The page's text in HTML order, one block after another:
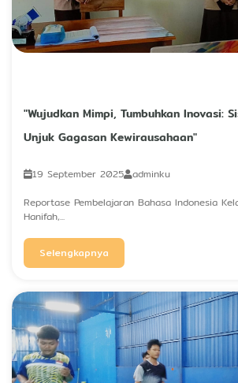
"Wujudkan Mimpi, Tumbuhkan Inovasi:
Unjuk Gagasan Kewirausahaan"
19 September 2025 adminku
Reportase Pembelajaran Bahasa Indonesia
Hanifah,...
Selengkapnya